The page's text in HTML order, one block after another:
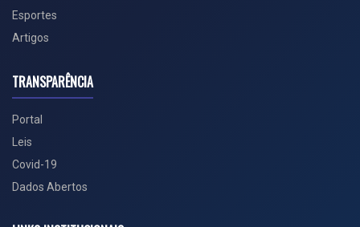
Esportes
Artigos
TRANSPARÊNCIA
Portal
Leis
Covid-19
Dados Abertos